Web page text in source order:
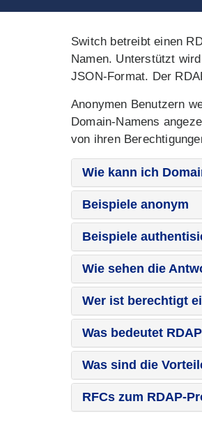
Switch betreibt einen
Namen. Unterstützt
JSON-Format. Der
Anonymen Benutzern
Domain-Namens
von ihren
Wie kann ich
Beispiele anonym
Beispiele
Wie sehen die
Wer ist berechtigt
Was bedeutet
Was sind die
RFCs zum RDAP-